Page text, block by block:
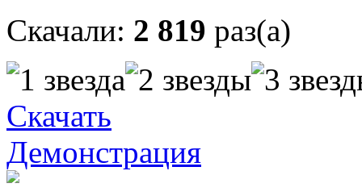
Скачали: 2 819 раз(а)
Скачать
Демонстрация